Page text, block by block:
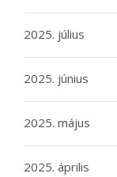
2025. július
2025. június
2025. május
2025. április